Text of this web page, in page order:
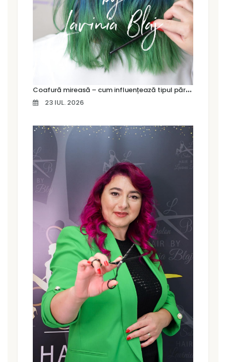
C
oafură mireasă – cum influențează tipul părului alegerea coafurii
23 IUL. 2026